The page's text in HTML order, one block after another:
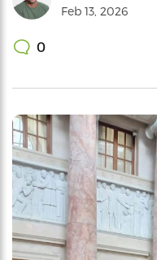
Feb 13, 2026
0